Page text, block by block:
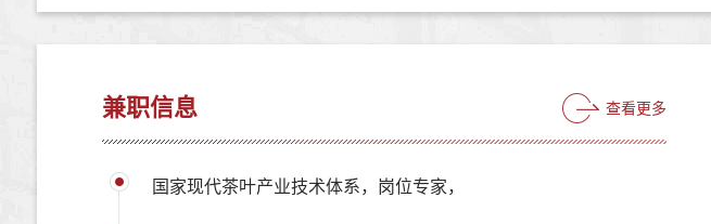
兼职信息 查看更多
国家现代茶叶产业技术体系，岗位专家，